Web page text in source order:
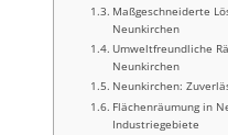
Maßgeschneiderte
Neunkirchen
Umweltfreundliche
Neunkirchen
Neunkirchen:
Flächenräumung in
Industriegebiete